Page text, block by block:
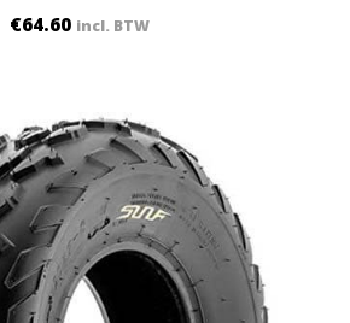
€64.60 incl. BTW